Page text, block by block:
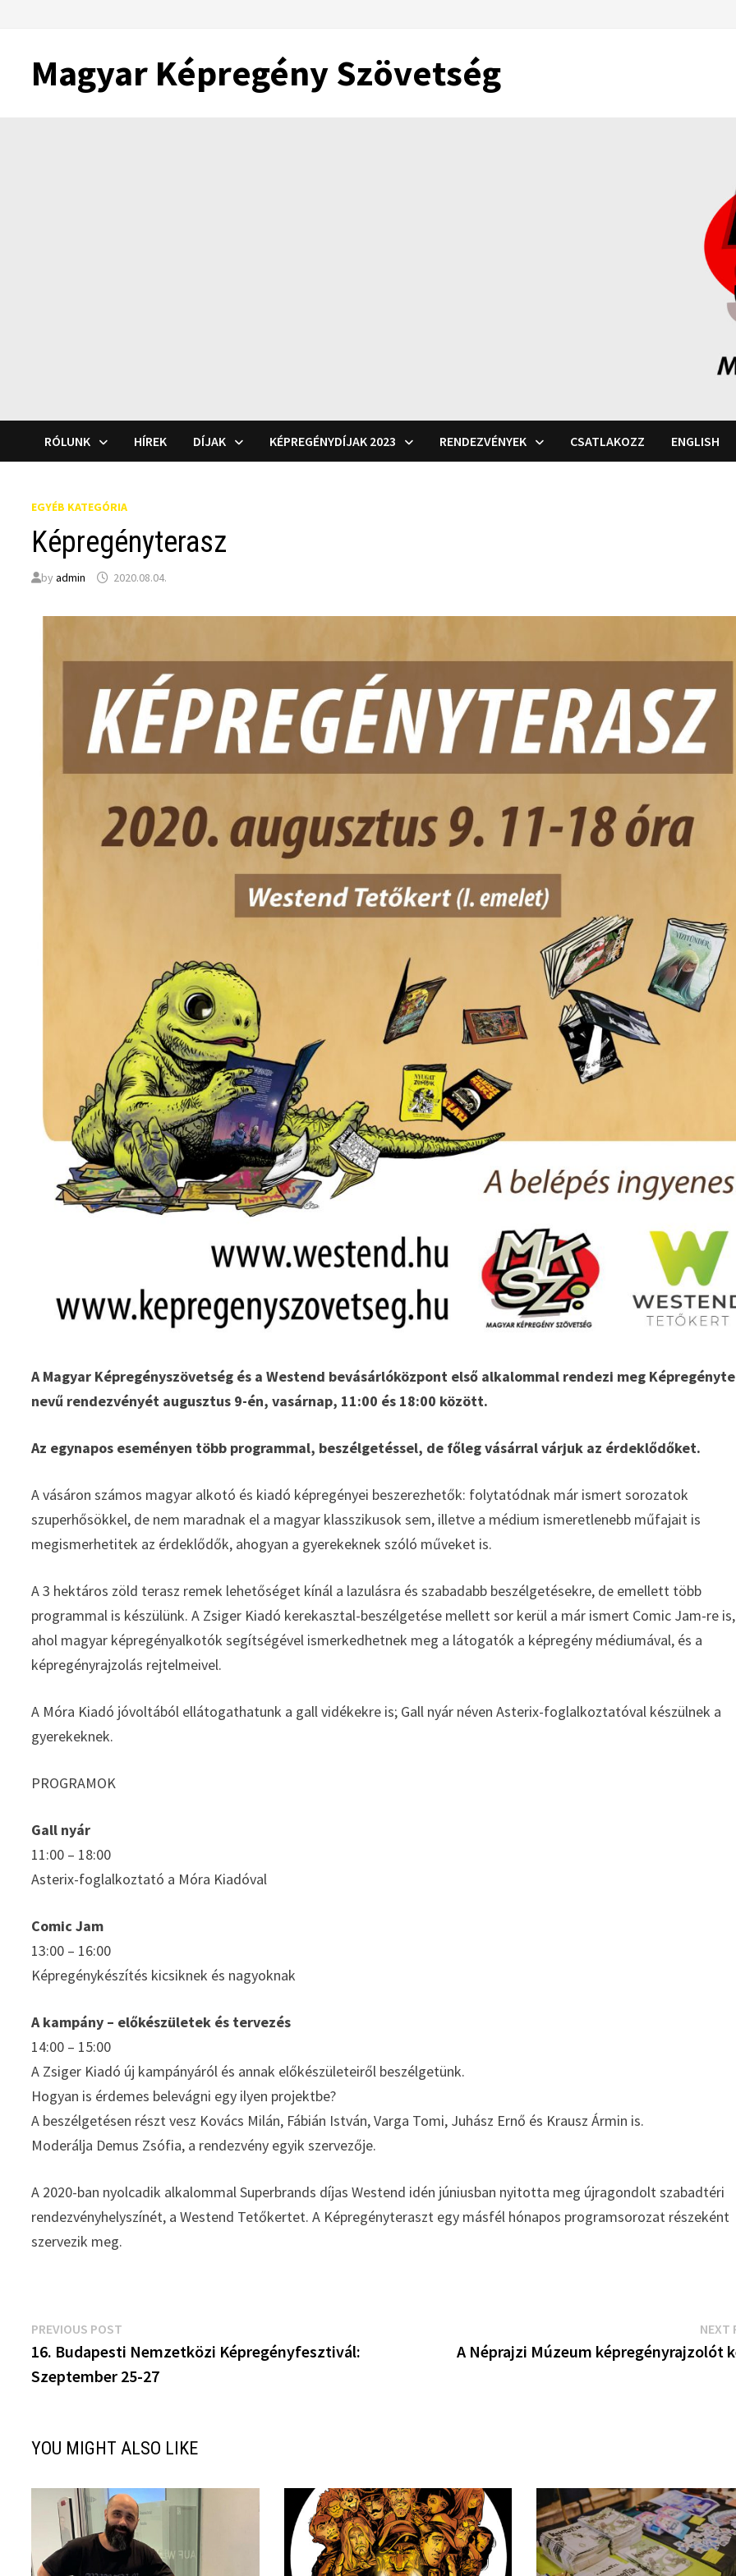
Magyar Képregény Szövetség
RÓLUNK HÍREK DÍJAK KÉPREGÉNYDÍJAK 2023 RENDEZVÉNYEK CSATLAKOZZ ENGLISH
EGYÉB KATEGÓRIA
Képregényterasz
byadmin 2020.08.04.
A Magyar Képregényszövetség és a Westend bevásárlóközpont első alkalommal rendezi meg
nevű rendezvényét augusztus 9-én, vasárnap, 11:00 és 18:00 között.
Az egynapos eseményen több programmal, beszélgetéssel, de főleg vásárral várjuk az érdeklődőket.
A vásáron számos magyar alkotó és kiadó képregényei beszerezhetők: folytatódnak már ismert sorozatok
szuperhősökkel, de nem maradnak el a magyar klasszikusok sem, illetve a médium ismeretlenebb műfajait is
megismerhetitek az érdeklődők, ahogyan a gyerekeknek szóló műveket is.
A 3 hektáros zöld terasz remek lehetőséget kínál a lazulásra és szabadabb beszélgetésekre, de emellett több
programmal is készülünk. A Zsiger Kiadó kerekasztal-beszélgetése mellett sor kerül a már ismert Comic Jam-re is,
ahol magyar képregényalkotók segítségével ismerkedhetnek meg a látogatók a képregény médiumával, és a
képregényrajzolás rejtelmeivel.
A Móra Kiadó jóvoltából ellátogathatunk a gall vidékekre is; Gall nyár néven Asterix-foglalkoztatóval készülnek a
gyerekeknek.
PROGRAMOK
Gall nyár
11:00 – 18:00
Asterix-foglalkoztató a Móra Kiadóval
Comic Jam
13:00 – 16:00
Képregénykészítés kicsiknek és nagyoknak
A kampány – előkészületek és tervezés
14:00 – 15:00
A Zsiger Kiadó új kampányáról és annak előkészületeiről beszélgetünk.
Hogyan is érdemes belevágni egy ilyen projektbe?
A beszélgetésen részt vesz Kovács Milán, Fábián István, Varga Tomi, Juhász Ernő és Krausz Ármin is.
Moderálja Demus Zsófia, a rendezvény egyik szervezője.
A 2020-ban nyolcadik alkalommal Superbrands díjas Westend idén júniusban nyitotta meg újragondolt szabadtéri
rendezvényhelyszínét, a Westend Tetőkertet. A Képregényteraszt egy másfél hónapos programsorozat részeként
szervezik meg.
Bejegyzés
navigáció
PREVIOUS POST
post:
16. Budapesti Nemzetközi Képregényfesztivál:
Szeptember 25-27
NEXT
A Néprajzi Múzeum képregényrajzolót
YOU MIGHT ALSO LIKE